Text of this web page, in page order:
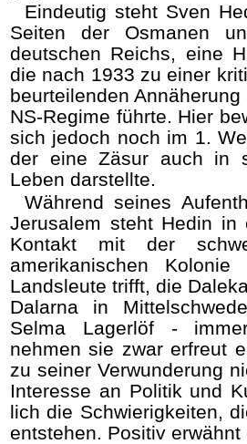
Eindeutig steht Sven
Seiten der Os­manen
deutschen Reichs, eine
die nach 1933 zu einer
beurteilenden An­näherung
NS-Regime führte. Hier
sich jedoch noch im 1.
der eine Zäsur auch in
Leben darstellte.
Während seines
Jerusalem steht Hedin in
Kontakt mit der
ameri­kanischen
Landsleute trifft, die
Dalarna in
Selma Lagerlöf -
nehmen sie zwar erfreut
zu seiner Verwun­derung
Interes­se an Politik und
lich die Schwierigkeiten,
entstehen. Positiv